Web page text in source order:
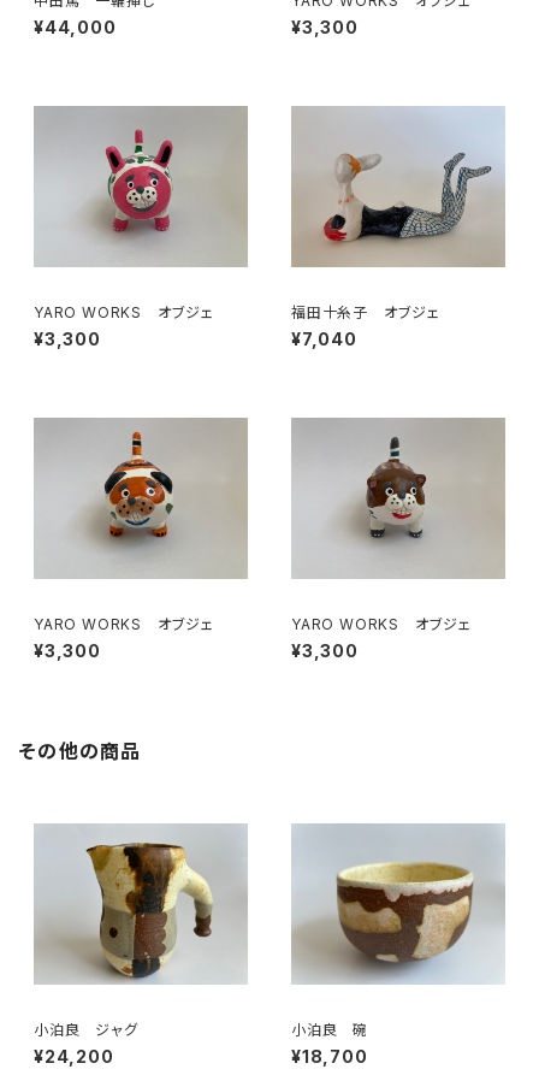
¥44,000 ¥3,300
YARO WORKS オブジェ
¥3,300
福田十糸子 オブジェ
¥7,040
YARO WORKS オブジェ
¥3,300
YARO WORKS オブジェ
¥3,300
その他の商品
小泊良 ジャグ
¥24,200
小泊良 碗
¥18,700